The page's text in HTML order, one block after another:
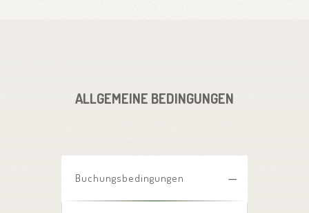
ALLGEMEINE BEDINGUNGEN
Buchungsbedingungen